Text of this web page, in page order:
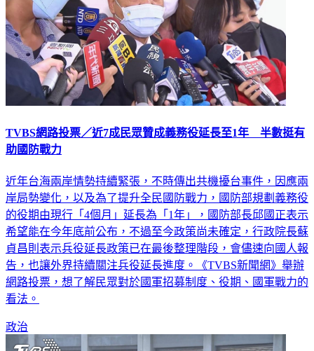
TVBS網路投票／近7成民眾贊成義務役延長至1年 半數挺有
近年台海兩岸情勢持續緊張，不時傳出共機擾台事件，因應兩
岸局勢變化，以及為了提升全民國防戰力，國防部規劃義務役
的役期由現行「4個月」延長為「1年」，國防部長邱國正表示
希望能在今年底前公布，不過至今政策尚未確定，行政院長蘇
貞昌則表示兵役延長政策已在最後整理階段，會儘速向國人報
告，也讓外界持續關注兵役延長進度。《TVBS新聞網》舉辦
網路投票，想了解民眾對於國軍招募制度、役期、國軍戰力的
政治